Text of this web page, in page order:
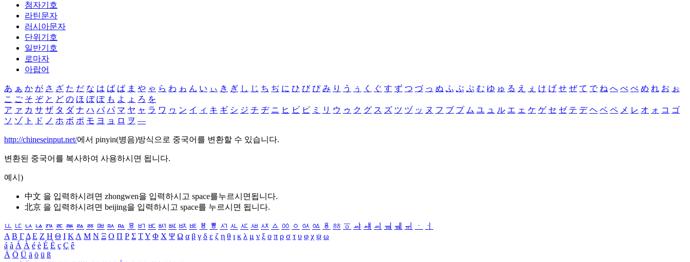
첨자기호
라틴문자
러시아문자
단위기호
일반기호
로마자
아랍어
あ ぁ か が さ ざ た だ な は ば ぱ ま や ゃ ら わ ゎ ん い ぃ き ぎ し じ ち ぢ に ひ び ぴ み り う ぅ く ぐ す ず つ づ っ ぬ ふ ぶ ぷ む ゆ ゅ る え ぇ け げ せ ぜ て で ね へ べ ぺ め れ お ぉ
こ ご そ ぞ と ど の ほ ぼ ぽ も よ ょ ろ を
ア ァ カ サ ザ タ ダ ナ ハ バ パ マ ヤ ャ ラ ワ ヮ ン イ ィ キ ギ シ ジ チ ヂ ニ ヒ ビ ピ ミ リ ウ ゥ ク グ ス ズ ツ ヅ ッ ヌ フ ブ プ ム ユ ュ ル エ ェ ケ ゲ セ ゼ テ デ ヘ ベ ペ メ レ オ ォ コ ゴ
ソ ゾ ト ド ノ ホ ボ ポ モ ヨ ョ ロ ヲ ―
http://chineseinput.net/에서 pinyin(병음)방식으로 중국어를 변환할 수 있습니다.
변환된 중국어를 복사하여 사용하시면 됩니다.
예시)
中文 을 입력하시려면 zhongwen을 입력하시고 space를누르시면됩니다.
北京 을 입력하시려면 beijing을 입력하시고 space를 누르시면 됩니다.
ㅥ ㅦ ㅧ ㅨ ㅩ ㅪ ㅫ ㅬ ㅭ ㅮ ㅯ ㅰ ㅱ ㅲ ㅳ ㅴ ㅵ ㅶ ㅷ ㅸ ㅹ ㅺ ㅻ ㅼ ㅽ ㅾ ㅿ ㆀ ㆁ ㆂ ㆃ ㆄ ㆅ ㆆ ㆇ ㆈ ㆉ ㆊ ㆋ ㆌ ㆍ
ㆎ
Α Β ΓΔ Ε Ζ Η Θ Ι ΚΛ Μ Ν Ξ Ο Π Ρ Σ ΤΥ Φ Χ Ψ Ω α β γ δ ε ζ η θ ι κ λ μ ν ξ ο π ρ σ τ υ φ χ ψ ω
á à Á À é è É È ç Ç ê
Ä Ö Ü ä ö ü ß